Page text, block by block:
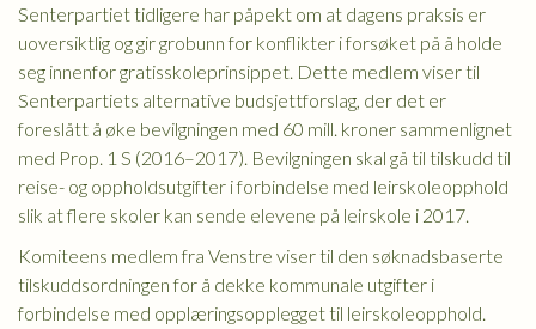
Senterpartiet tidligere har påpekt om at dagens praksis er
uoversiktlig og gir grobunn for konflikter i forsøket på å holde
seg innenfor gratisskoleprinsippet. Dette medlem viser til
Senterpartiets alternative budsjettforslag, der det er
foreslått å øke bevilgningen med 60 mill. kroner sammenlignet
med Prop. 1 S (2016–2017). Bevilgningen skal gå til tilskudd til
reise- og oppholdsutgifter i forbindelse med leirskoleopphold
slik at flere skoler kan sende elevene på leirskole i 2017.
Komiteens medlem fra Venstre viser til den søknadsbaserte
tilskuddsordningen for å dekke kommunale utgifter i
forbindelse med opplæringsopplegget til leirskoleopphold.